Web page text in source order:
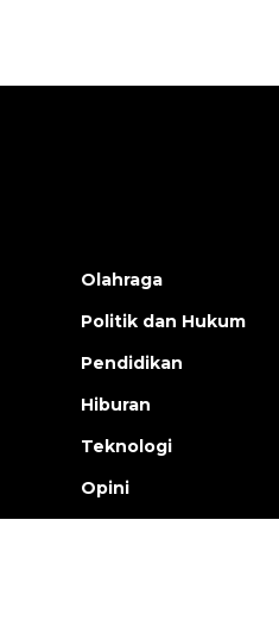
Olahraga
Politik dan Hukum
Pendidikan
Hiburan
Teknologi
Opini